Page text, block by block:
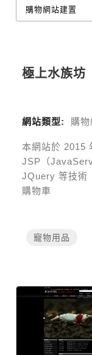
極上水族坊
網站類型: 購
本網站於 2015
JSP（
JQuery 等技術
購物車
寵物用品